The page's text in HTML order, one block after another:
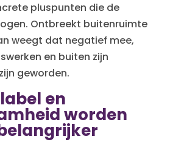
pluspunten die de
Ontbreekt buitenruimte
weegt dat negatief mee,
en buiten zijn
geworden.
en
worden